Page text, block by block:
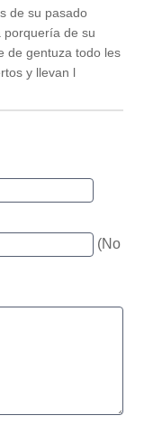
de su pasado
porquería de su
de gentuza todo les
y llevan l
(No